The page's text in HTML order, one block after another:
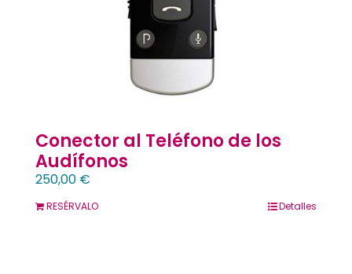
Llámanos 912 129 122
Conector al Teléfono de los
Audífonos
250,00 €
RESÉRVALO Detalles